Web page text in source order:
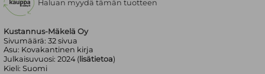
Kustannus-Mäkelä Oy
Sivumäärä:32 sivua
Asu: Kovakantinen kirja
Julkaisuvuosi:2024 ( lisätietoa)
Kieli:Suomi
Haluan myydä tämän tuotteen